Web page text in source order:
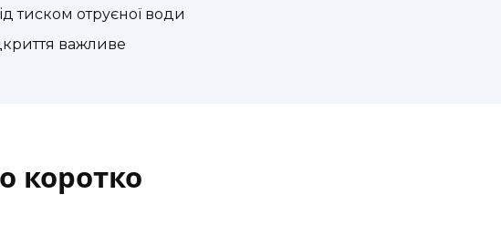
тиском отруєної води
важливе
коротко